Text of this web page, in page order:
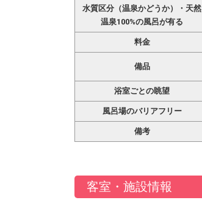
水質区分（温泉かどうか）・天然
温泉100%の風呂が有る
料金
備品
浴室ごとの眺望
風呂場のバリアフリー
備考
客室・施設情報